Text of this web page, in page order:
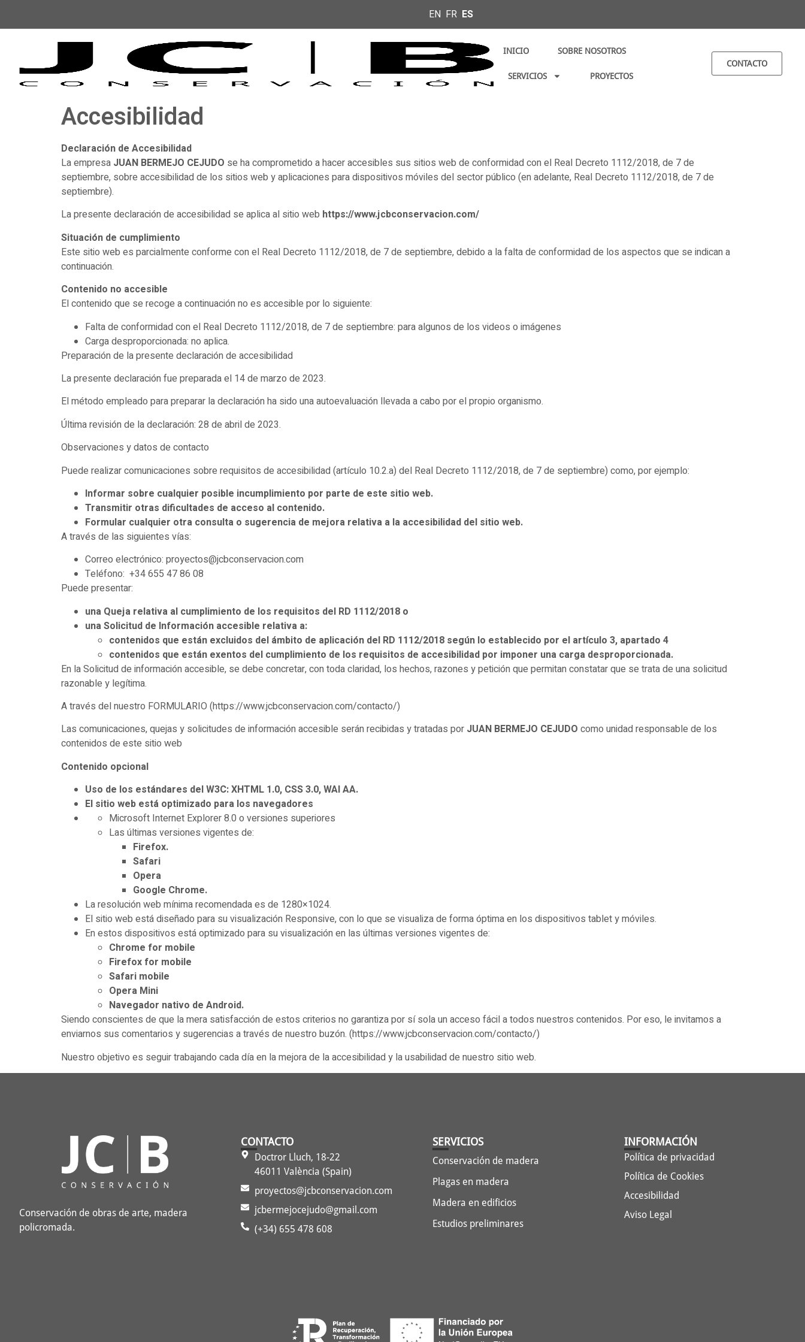
EN FR ES
INICIO SOBRE NOSOTROS
SERVICIOS PROYECTOS
CONTACTO
Accesibilidad
Declaración de Accesibilidad
La empresa JUAN BERMEJO CEJUDO se ha comprometido a hacer accesibles sus sitios web de conformidad con el Real Decreto 1112/2018, de 7 de
septiembre, sobre accesibilidad de los sitios web y aplicaciones para dispositivos móviles del sector público (en adelante, Real Decreto 1112/2018, de 7 de
septiembre).
La presente declaración de accesibilidad se aplica al sitio web https://www.jcbconservacion.com/
Situación de cumplimiento
Este sitio web es parcialmente conforme con el Real Decreto 1112/2018, de 7 de septiembre, debido a la falta de conformidad de los aspectos que se indican a
continuación.
Contenido no accesible
El contenido que se recoge a continuación no es accesible por lo siguiente:
Falta de conformidad con el Real Decreto 1112/2018, de 7 de septiembre: para algunos de los videos o imágenes
Carga desproporcionada: no aplica.
Preparación de la presente declaración de accesibilidad
La presente declaración fue preparada el 14 de marzo de 2023.
El método empleado para preparar la declaración ha sido una autoevaluación llevada a cabo por el propio organismo.
Última revisión de la declaración: 28 de abril de 2023.
Observaciones y datos de contacto
Puede realizar comunicaciones sobre requisitos de accesibilidad (artículo 10.2.a) del Real Decreto 1112/2018, de 7 de septiembre) como, por ejemplo:
Informar sobre cualquier posible incumplimiento por parte de este sitio web.
Transmitir otras dificultades de acceso al contenido.
Formular cualquier otra consulta o sugerencia de mejora relativa a la accesibilidad del sitio web.
A través de las siguientes vías:
Correo electrónico: proyectos@jcbconservacion.com
Teléfono: +34 655 47 86 08
Puede presentar:
una Queja relativa al cumplimiento de los requisitos del RD 1112/2018 o
una Solicitud de Información accesible relativa a:
contenidos que están excluidos del ámbito de aplicación del RD 1112/2018 según lo establecido por el artículo 3, apartado 4
contenidos que están exentos del cumplimiento de los requisitos de accesibilidad por imponer una carga desproporcionada.
En la Solicitud de información accesible, se debe concretar, con toda claridad, los hechos, razones y petición que permitan constatar que se trata de una solicitud
razonable y legítima.
A través del nuestro FORMULARIO (https://www.jcbconservacion.com/contacto/)
Las comunicaciones, quejas y solicitudes de información accesible serán recibidas y tratadas por JUAN BERMEJO CEJUDO como unidad responsable de los
contenidos de este sitio web
Contenido opcional
Uso de los estándares del W3C: XHTML 1.0, CSS 3.0, WAI AA.
El sitio web está optimizado para los navegadores
Microsoft Internet Explorer 8.0 o versiones superiores
Las últimas versiones vigentes de:
Firefox.
Safari
Opera
Google Chrome.
La resolución web mínima recomendada es de 1280×1024.
El sitio web está diseñado para su visualización Responsive, con lo que se visualiza de forma óptima en los dispositivos tablet y móviles.
En estos dispositivos está optimizado para su visualización en las últimas versiones vigentes de:
Chrome for mobile
Firefox for mobile
Safari mobile
Opera Mini
Navegador nativo de Android.
Siendo conscientes de que la mera satisfacción de estos criterios no garantiza por sí sola un acceso fácil a todos nuestros contenidos. Por eso, le invitamos a
enviarnos sus comentarios y sugerencias a través de nuestro buzón. (https://www.jcbconservacion.com/contacto/)
Nuestro objetivo es seguir trabajando cada día en la mejora de la accesibilidad y la usabilidad de nuestro sitio web.
Conservación de obras de arte, madera
policromada.
CONTACTO
Doctror Lluch, 18-22
46011 València (Spain)
proyectos@jcbconservacion.com
jcbermejocejudo@gmail.com
(+34) 655 478 608
SERVICIOS
Conservación de madera
Plagas en madera
Madera en edificios
Estudios preliminares
INFORMACIÓN
Política de privacidad
Política de Cookies
Accesibilidad
Aviso Legal